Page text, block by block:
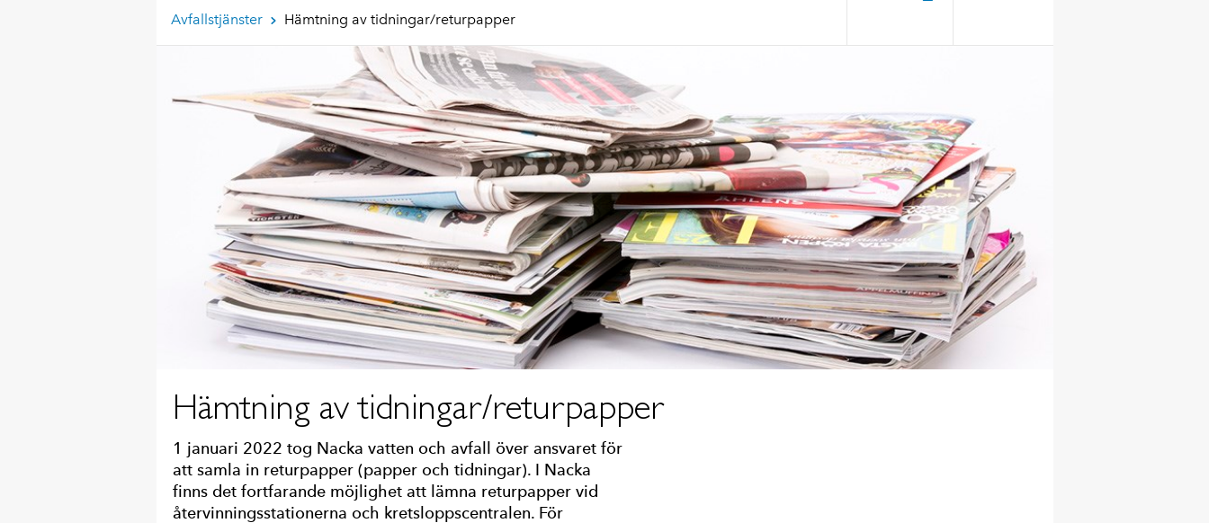
Avfallstjänster
Hämtning av tidningar/returpapper
Hämtning av tidningar/returpapper
1 januari 2022 tog Nacka vatten och avfall över ansvaret för
att samla in returpapper (papper och tidningar). I Nacka
finns det fortfarande möjlighet att lämna returpapper vid
återvinningsstationerna och kretsloppscentralen. För